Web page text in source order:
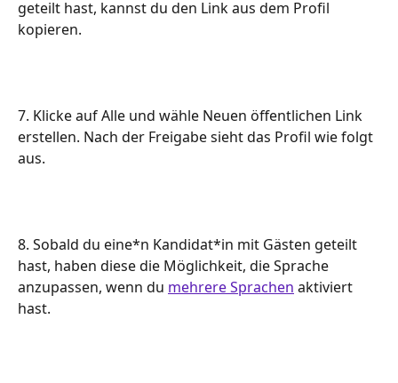
geteilt hast, kannst du den Link aus dem Profil
kopieren.
7. Klicke auf Alle und wähle Neuen öffentlichen Link
erstellen. Nach der Freigabe sieht das Profil wie folgt
aus.
8. Sobald du eine*n Kandidat*in mit Gästen geteilt
hast, haben diese die Möglichkeit, die Sprache
anzupassen, wenn du mehrere Sprachen aktiviert
hast.